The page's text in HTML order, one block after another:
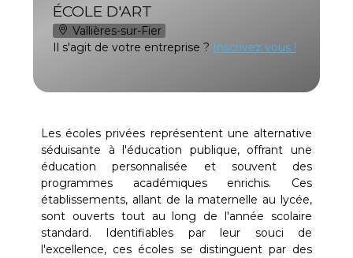
ÉCOLE D'ART
Vallières-sur-Fier
Il s'agit de votre entreprise ? Inscrivez vous !
Les écoles privées représentent une alternative
séduisante à l'éducation publique, offrant une
éducation personnalisée et souvent des
programmes académiques enrichis. Ces
établissements, allant de la maternelle au lycée,
sont ouverts tout au long de l'année scolaire
standard. Identifiables par leur souci de
l'excellence, ces écoles se distinguent par des